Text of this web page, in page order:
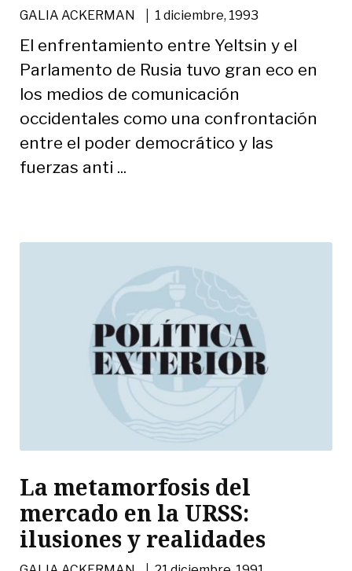
GALIA ACKERMAN | 1 diciembre, 1993
El enfrentamiento entre Yeltsin y el
Parlamento de Rusia tuvo gran eco en
los medios de comunicación
occidentales como una confrontación
entre el poder democrático y las
fuerzas anti ...
La metamorfosis del
mercado en la URSS:
ilusiones y realidades